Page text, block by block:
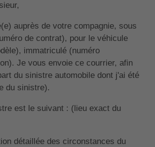
auprès de votre compagnie, sous
de contrat), pour le véhicule
immatriculé (numéro
Je vous envoie ce courrier, afin
du sinistre automobile dont j'ai été
du sinistre).
est le suivant : (lieu exact du
détaillée des circonstances du